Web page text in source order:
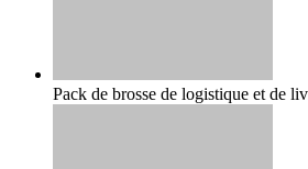
Pack de brosse de logistique et de